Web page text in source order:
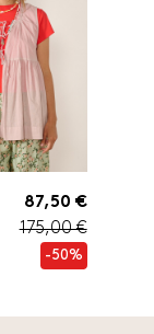
87,50 €
175,00 €
-50%